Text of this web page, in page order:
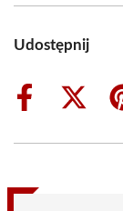
Udostępnij
Share
Share